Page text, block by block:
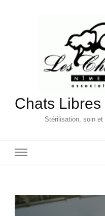
Chats
Stérilisation, soin